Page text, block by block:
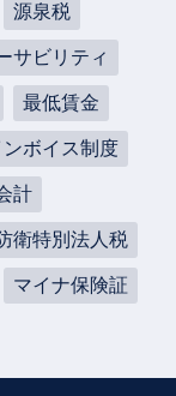
源泉税
サビリティ
最低賃金
ンボイス制度
計
衛特別法人税
マイナ保険証